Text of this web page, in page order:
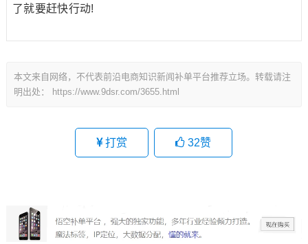
了就要赶快行动!
本文来自网络，不代表前沿电商知识新闻补单平台推荐立场。转载请注
明出处：
https://www.9dsr.com/3655.html
打赏 32赞